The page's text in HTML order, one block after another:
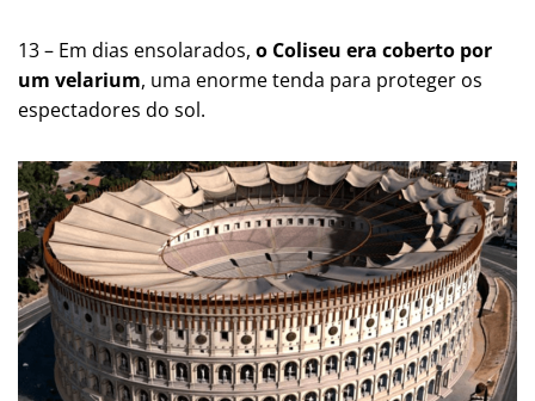
13 – Em dias ensolarados, o Coliseu era coberto por
um velarium, uma enorme tenda para proteger os
espectadores do sol​​.